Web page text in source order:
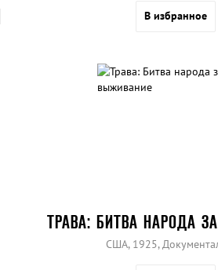
В избранное
ТРАВА: БИТВА НАРОДА
США, 1925,